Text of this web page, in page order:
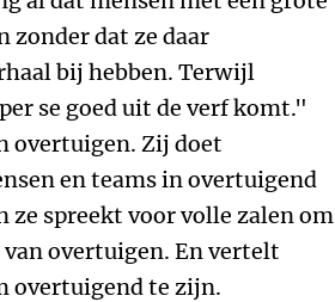
zonder dat ze daar
bij hebben. Terwijl
se goed uit de verf komt."
overtuigen. Zij doet
en teams in overtuigend
ze spreekt voor volle zalen om
overtuigen. En vertelt
overtuigend te zijn.